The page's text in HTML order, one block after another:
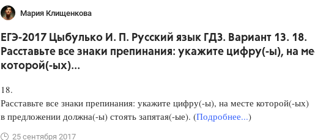
Мария Клищенкова
ЕГЭ-2017 Цыбулько И. П. Русский язык ГДЗ. Вариант 13. 18.
Расставьте все знаки препинания: укажите цифру(-ы), на
которой(-ых)...
18.
Расставьте все знаки препинания: укажите цифру(-ы), на месте которой(-ых)
в предложении должна(-ы) стоять запятая(-ые). (Подробнее...)
25 сентября 2017